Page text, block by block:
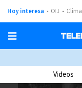
Hoy interesa OIJ Clima
Videos